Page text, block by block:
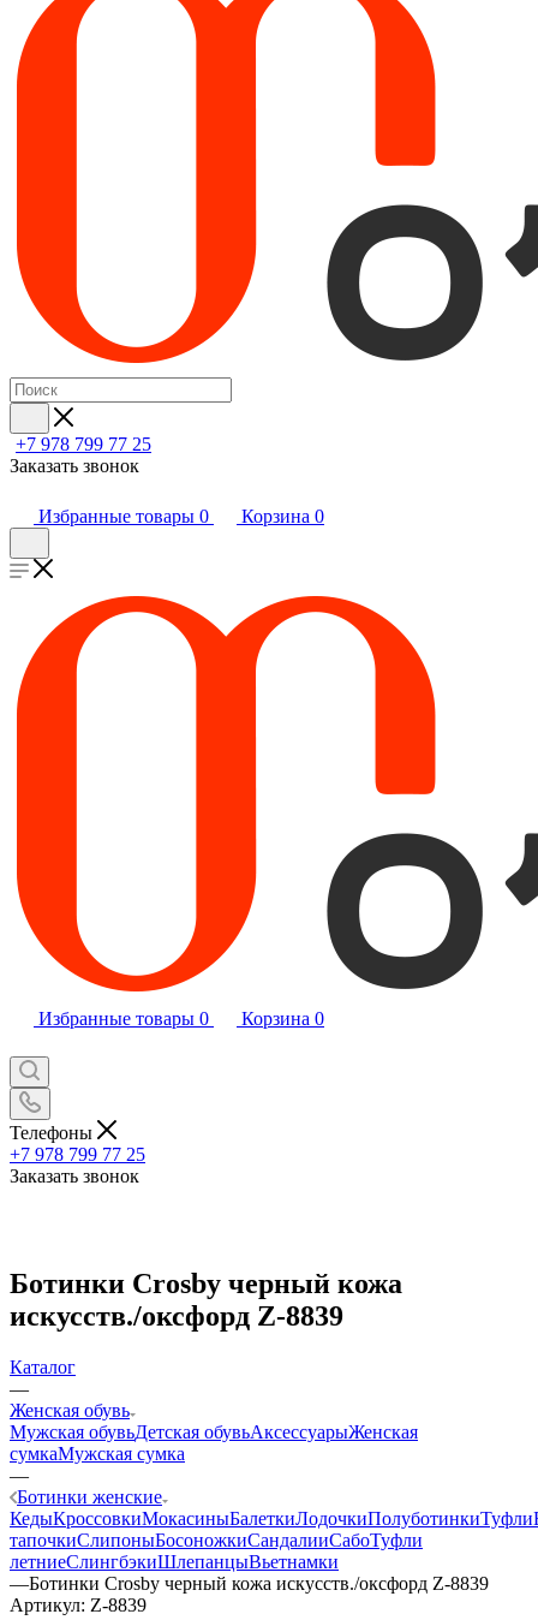
+7 978 799 77 25
Заказать звонок
Избранные товары 0 Корзина 0
Избранные товары 0 Корзина 0
Телефоны
+7 978 799 77 25
Заказать звонок
Ботинки Crosby черный кожа
искусств./оксфорд Z-8839
Каталог
—
Женская обувь
Мужская обувьДетская обувьАксессуарыЖенская
сумкаМужская сумка
—
Ботинки женские
КедыКроссовкиМокасиныБалеткиЛодочкиПолуботинкиТуфли
тапочкиСлипоныБосоножкиСандалииСабоТуфли
летниеСлингбэкиШлепанцыВьетнамки
—Ботинки Crosby черный кожа искусств./оксфорд Z-8839
Артикул: Z-8839